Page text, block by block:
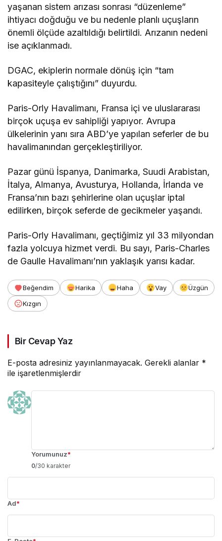
yaşanan sistem arızası sonrası “düzenleme”
ihtiyacı doğduğu ve bu nedenle planlı uçuşların
önemli ölçüde azaltıldığı belirtildi. Arızanın nedeni
ise açıklanmadı.
DGAC, ekiplerin normale dönüş için “tam
kapasiteyle çalıştığını” duyurdu.
Paris-Orly Havalimanı, Fransa içi ve uluslararası
birçok uçuşa ev sahipliği yapıyor. Avrupa
ülkelerinin yanı sıra ABD’ye yapılan seferler de bu
havalimanından gerçekleştiriliyor.
Pazar günü İspanya, Danimarka, Suudi Arabistan,
İtalya, Almanya, Avusturya, Hollanda, İrlanda ve
Fransa’nın bazı şehirlerine olan uçuşlar iptal
edilirken, birçok seferde de gecikmeler yaşandı.
Paris-Orly Havalimanı, geçtiğimiz yıl 33 milyondan
fazla yolcuya hizmet verdi. Bu sayı, Paris-Charles
de Gaulle Havalimanı’nın yaklaşık yarısı kadar.
Beğendim Harika Haha Vay
Üzgün
Kızgın
Bir Cevap Yaz
E-posta adresiniz yayınlanmayacak. Gerekli alanlar *
ile işaretlenmişlerdir
Yorumunuz*
0/30 karakter
Ad*